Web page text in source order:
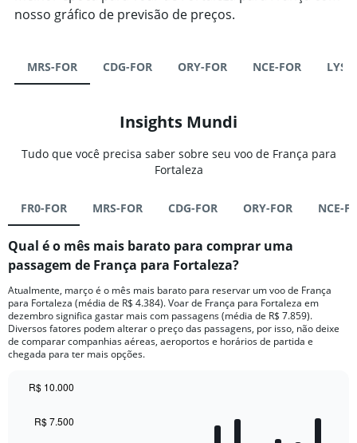
nosso gráfico de previsão de preços.
MRS-FOR CDG-FOR ORY-FOR NCE-FOR LYS-
Insights Mundi
Tudo que você precisa saber sobre seu voo de França para
Fortaleza
FR0-FOR MRS-FOR CDG-FOR ORY-FOR NCE-
Qual é o mês mais barato para comprar uma
passagem de França para Fortaleza?
Atualmente, março é o mês mais barato para reservar um voo de França
para Fortaleza (média de R$ 4.384). Voar de França para Fortaleza em
dezembro significa gastar mais com passagens (média de R$ 7.859).
Diversos fatores podem alterar o preço das passagens, por isso, não deixe
de comparar companhias aéreas, aeroportos e horários de partida e
chegada para ter mais opções.
chart
with
R$ 7.500
R$ 10.000